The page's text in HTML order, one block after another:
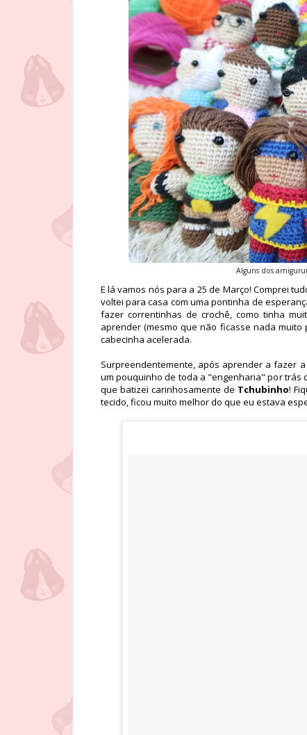
Alguns dos
E lá vamos nós para a 25 de Março! Comprei
voltei para casa com uma pontinha de
fazer correntinhas de crochê, como tinha
aprender (mesmo que não ficasse nada
cabecinha acelerada.
Surpreendentemente, após aprender a fazer
um pouquinho de toda a "engenharia" por trás
que batizei carinhosamente de Tchubinho!
tecido, ficou muito melhor do que eu estava